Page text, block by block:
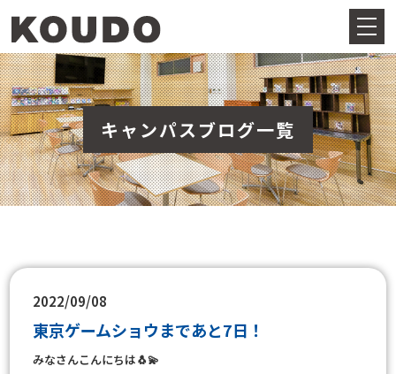
キャンパスブログ一覧
2022/09/08
東京ゲームショウまであと7日！
みなさんこんにちは🐧💫